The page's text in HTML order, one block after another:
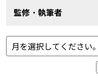
監修・執筆者